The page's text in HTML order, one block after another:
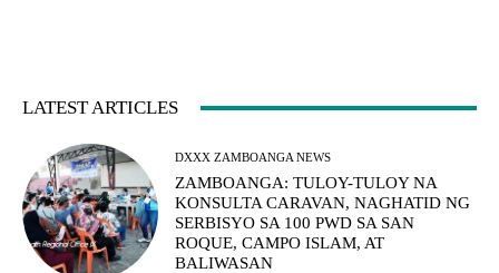
LATEST ARTICLES
DXXX ZAMBOANGA NEWS
ZAMBOANGA: TULOY-TULOY NA
KONSULTA CARAVAN, NAGHATID NG
SERBISYO SA 100 PWD SA SAN
ROQUE, CAMPO ISLAM, AT
BALIWASAN